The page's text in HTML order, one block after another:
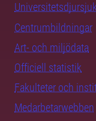
Centrumbildningar
Art- och miljödata
Officiell statistik
Fakulteter och
Medarbetarwebben